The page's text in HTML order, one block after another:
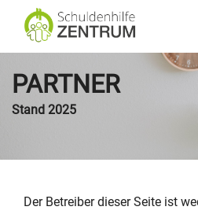
überspringen
Inhalt
springen
PARTNER
Stand 2025
Der Betreiber dieser Seite ist